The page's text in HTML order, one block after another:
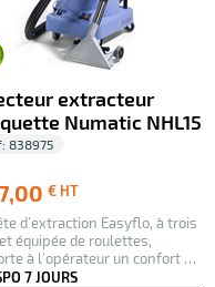
extracteur
Numatic NHL15
838975
€ HT
HT
d’extraction Easyflo, à trois
équipée de roulettes,
à l’opérateur un confort et
7 JOURS